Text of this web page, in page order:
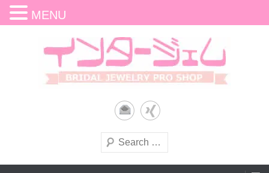
ッ
インタージェム｜結婚指輪（マ
リッジリング）・婚約指輪（エ
ンゲージリング）｜仙台市青葉
ドキン、ラパージュ、ミノルホッタブランドの結婚指輪、婚約指輪をお
取り扱い。カナディアンダイヤモンド正規販売店。ジュエリーリフォー
ムや修理サービスも。Eメールで資料請求、各種問い合わせが可能。仙台
検
索
MENU